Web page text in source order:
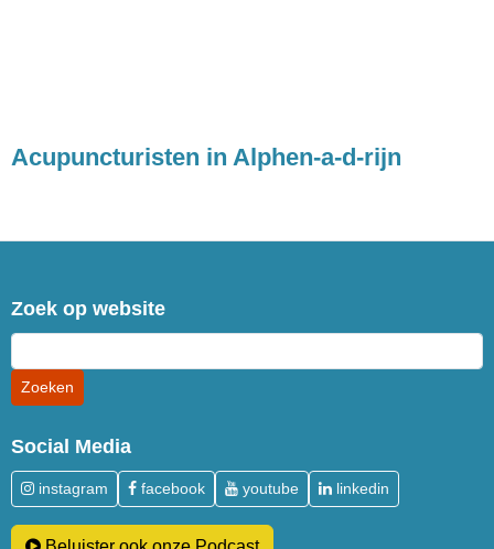
Acupuncturisten in Alphen-a-d-rijn
Zoek op website
Social Media
instagram facebook youtube linkedin